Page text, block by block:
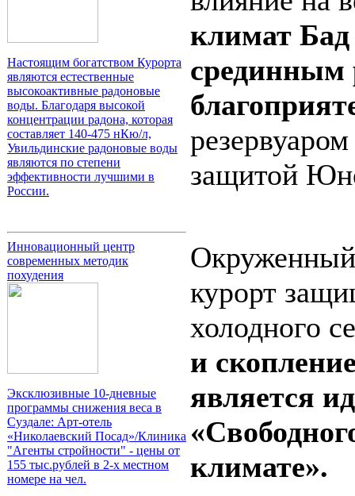
Настоящим богатством Курорта
являются естественные
высокоактивные радоновые
воды. Благодаря высокой
концентрации радона, которая
составляет 140-475 нКю/л,
Увильдинские радоновые воды
являются по степени
эффективности лучшими в
России.
Инновационный центр
современных методик
похудения
Эксклюзивные 10-дневные
программы снижения веса в
Суздале: Арт-отель
«Николаевский Посад»/Клиника
"Агенты стройности" - цены от
155 тыс.рублей в 2-х местном
номере на чел.
климат Бад
срединным
защитой
Окруженный
курорт
холодного
и
является
климате».